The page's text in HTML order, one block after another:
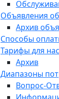
Объявления
Архив
Способы
Тарифы для
Архив
Диапазоны
Вопрос-